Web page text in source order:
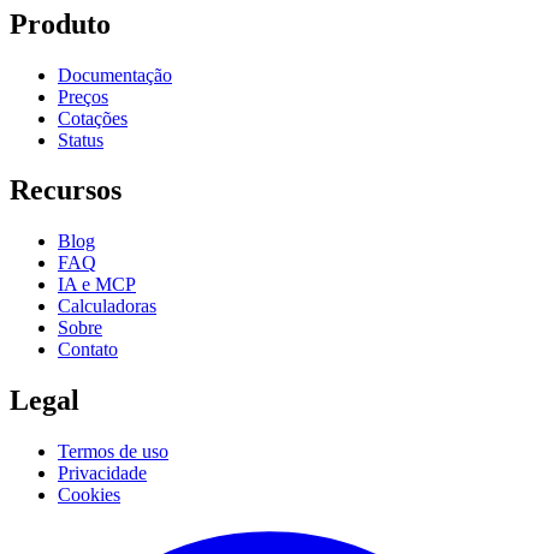
Produto
Documentação
Preços
Cotações
Status
Recursos
Blog
FAQ
IA e MCP
Calculadoras
Sobre
Contato
Legal
Termos de uso
Privacidade
Cookies